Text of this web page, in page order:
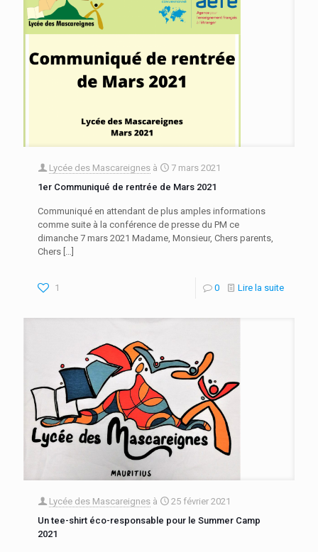
Lycée des Mascareignes à
7 mars 2021
1er Communiqué de rentrée de Mars 2021
Communiqué en attendant de plus amples informations
comme suite à la conférence de presse du PM ce
dimanche 7 mars 2021 Madame, Monsieur, Chers parents,
Chers
1 0 Lire la suite
Lycée des Mascareignes à
25 février 2021
Un tee-shirt éco-responsable pour le Summer Camp
2021